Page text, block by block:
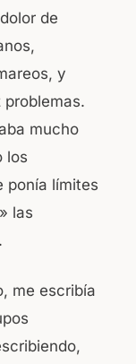
de
y
mucho
los
ponía límites
las
me escribía